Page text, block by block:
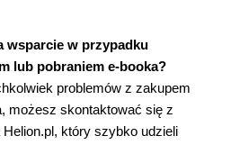
wsparcie w przypadku
lub pobraniem e-booka?
problemów z zakupem
możesz skontaktować się z
Helion.pl, który szybko udzieli